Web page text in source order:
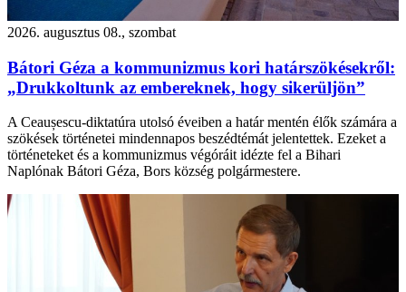
2026. augusztus 08., szombat
Bátori Géza a kommunizmus kori határszökésekről:
„Drukkoltunk az embereknek, hogy sikerüljön”
A Ceaușescu-diktatúra utolsó éveiben a határ mentén élők számára a
szökések történetei mindennapos beszédtémát jelentettek. Ezeket a
történeteket és a kommunizmus végóráit idézte fel a Bihari
Naplónak Bátori Géza, Bors község polgármestere.